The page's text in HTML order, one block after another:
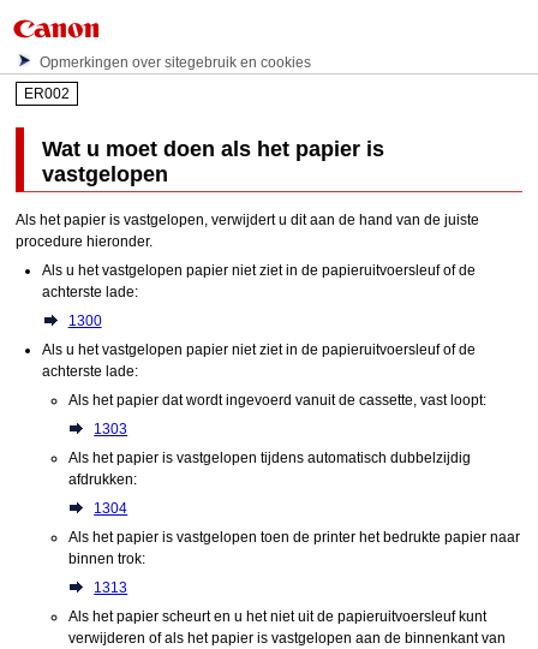
Opmerkingen over sitegebruik en cookies
ER002
Wat u moet doen als het papier is
vastgelopen
Als het papier is vastgelopen, verwijdert u dit aan de hand van de juiste
procedure hieronder.
Als u het vastgelopen papier niet ziet in depapieruitvoersleufof de
achterste lade:
1300
Als u het vastgelopen papier niet ziet in depapieruitvoersleufof de
achterste lade:
Als het papier dat wordt ingevoerd vanuit de cassette, vast loopt:
1303
Als het papier is vastgelopen tijdens automatisch dubbelzijdig
afdrukken:
1304
Als het papier is vastgelopen toen de printerhet bedrukte papier naar
binnen trok:
1313
Als het papier scheurt en u het niet uit de papieruitvoersleufkunt
verwijderen of als het papier is vastgelopen aan de binnenkant van